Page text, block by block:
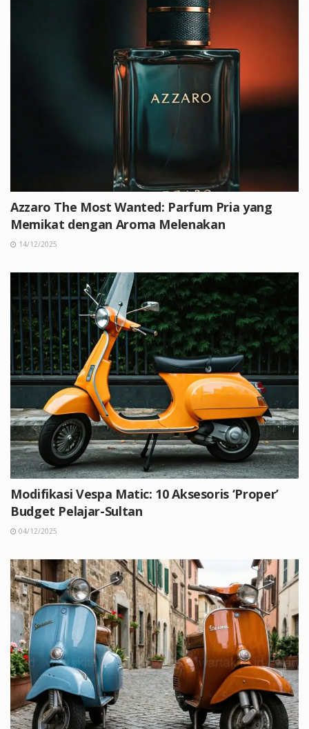
Azzaro The Most Wanted: Parfum Pria yang
Memikat dengan Aroma Melenakan
14/12/2025
Modifikasi Vespa Matic: 10 Aksesoris ‘Proper’
Budget Pelajar-Sultan
04/12/2025